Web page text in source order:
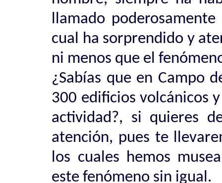
llamado
cual ha sorprendido y
ni menos que el
¿Sabías que en Campo
300 edificios volcánicos
actividad?, si quieres
atención, pues te
los cuales hemos
este fenómeno sin igual.